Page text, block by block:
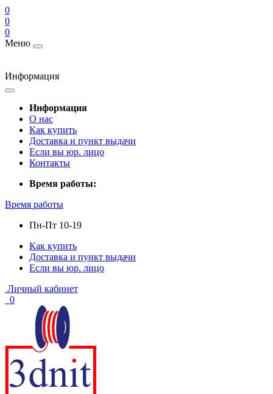
0
0
0
Меню
Информация
Информация
О нас
Как купить
Доставка и пункт выдачи
Если вы юр. лицо
Контакты
Время работы:
Время работы
Пн-Пт 10-19
Как купить
Доставка и пункт выдачи
Если вы юр. лицо
Личный кабинет
0